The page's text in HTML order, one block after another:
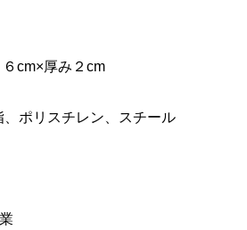
cm×厚み２cm
ポリスチレン、スチール